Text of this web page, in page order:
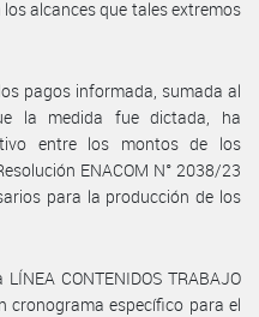
alcances que tales extremos
pagos informada, sumada al
la medida fue dictada, ha
entre los montos de los
ENACOM N° 2038/23
para la producción de los
CONTENIDOS TRABAJO
cronograma específico para el